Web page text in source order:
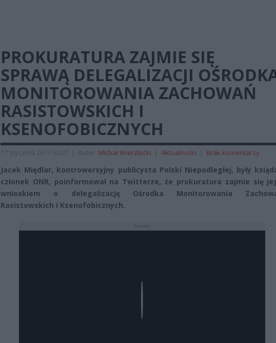
PROKURATURA ZAJMIE SIĘ
SPRAWĄ DELEGALIZACJI
MONITOROWANIA ZACHOWAŃ
RASISTOWSKICH I
KSENOFOBICZNYCH
17 stycznia 2017 00:07 | Autor: Michał Wierzbicki | Aktualności | Brak komentarzy
Jacek Międlar, kontrowersyjny publicysta Polski Niepodległej, były
członek ONR, poinformował na Twitterze, że prokuratura zajmie się
wnioskiem o delegalizację Ośrodka Monitorowania
Rasistowskich i Ksenofobicznych.